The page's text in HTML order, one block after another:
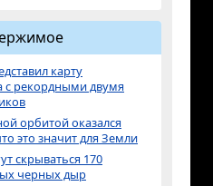
карту
с рекордными двумя
орбитой оказался
это значит для Земли
скрываться 170
черных дыр